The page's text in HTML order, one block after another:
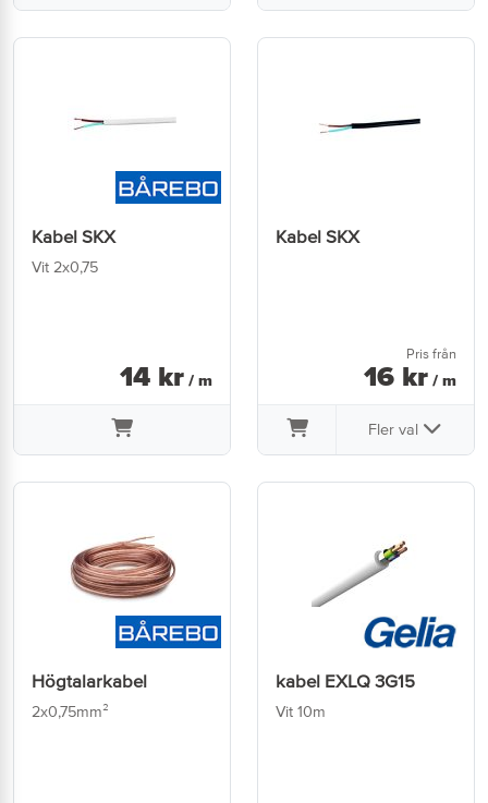
Kabel SKX
Vit 2x0,75
14 kr / m
Kabel SKX
Pris från
16 kr / m
Fler val
Högtalarkabel
2x0,75mm²
kabel EXLQ 3G15
Vit 10m